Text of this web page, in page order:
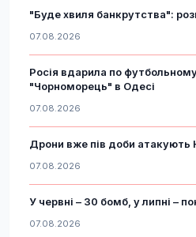
"Буде хвиля банкрутства":
07.08.2026
Росія вдарила по
"Чорноморець" в Одесі
07.08.2026
Дрони вже пів доби атакують
07.08.2026
У червні – 30 бомб, у липні –
07.08.2026